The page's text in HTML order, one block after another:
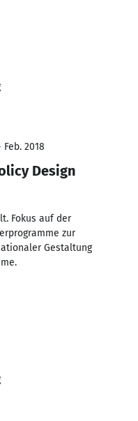
2018
Design
Fokus auf der
zur
Gestaltung